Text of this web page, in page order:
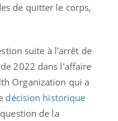
de quitter le corps,
suite à l'arrêt de
2022 dans l'affaire
Organization qui a
décision historique
de la